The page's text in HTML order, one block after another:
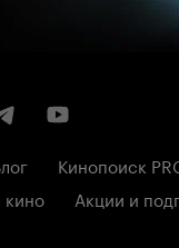
Кинопоиск
Акции и